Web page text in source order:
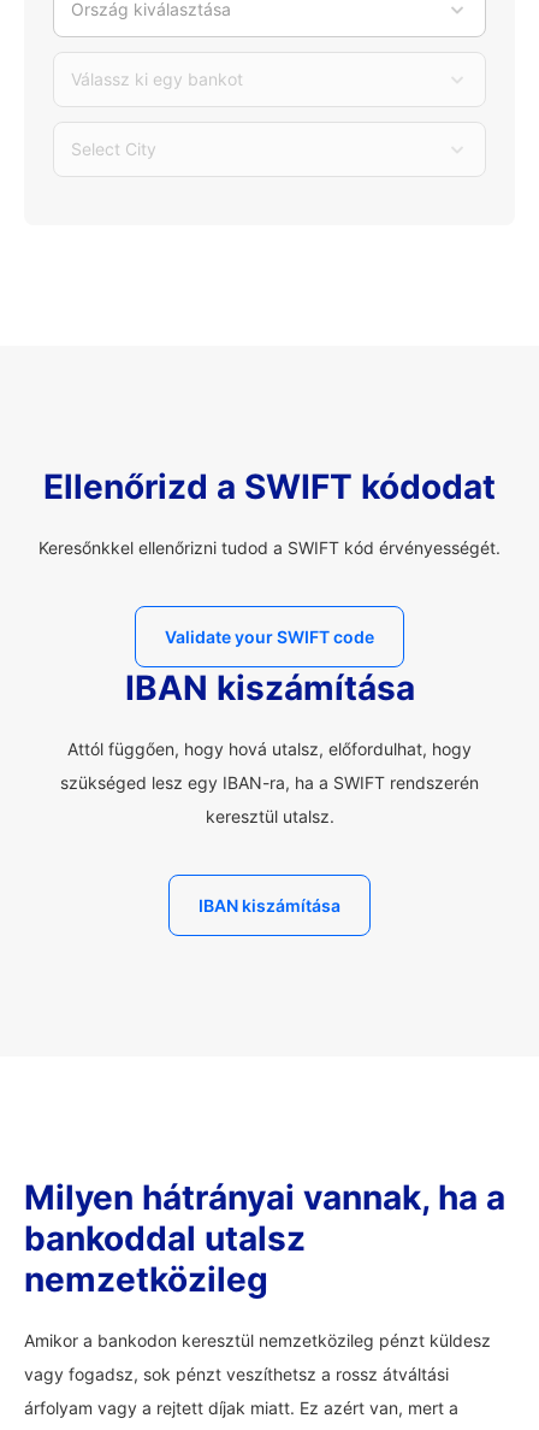
Ország kiválasztása
Válassz ki egy bankot
Select City
Ellenőrizd a SWIFT kódodat
Keresőnkkel ellenőrizni tudod a SWIFT kód érvényességét.
Validate your SWIFT code
IBAN kiszámítása
Attól függően, hogy hová utalsz, előfordulhat, hogy
szükséged lesz egy IBAN-ra, ha a SWIFT rendszerén
keresztül utalsz.
IBAN kiszámítása
Milyen hátrányai vannak, ha a
bankoddal utalsz
nemzetközileg
Amikor a bankodon keresztül nemzetközileg pénzt küldesz
vagy fogadsz, sok pénzt veszíthetsz a rossz átváltási
árfolyam vagy a rejtett díjak miatt. Ez azért van, mert a